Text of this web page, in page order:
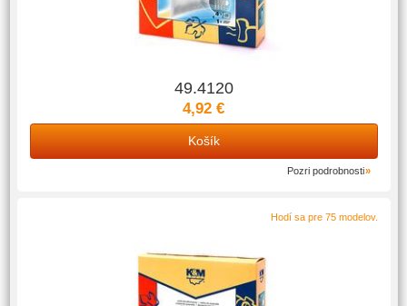
49.4120
4,92 €
Košík
Pozri podrobnosti
Hodí sa pre 75 modelov.